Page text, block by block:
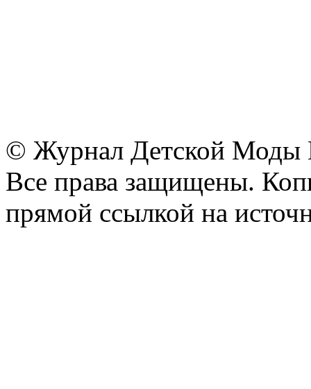
© Журнал Детской Моды
Все права защищены.
прямой ссылкой на